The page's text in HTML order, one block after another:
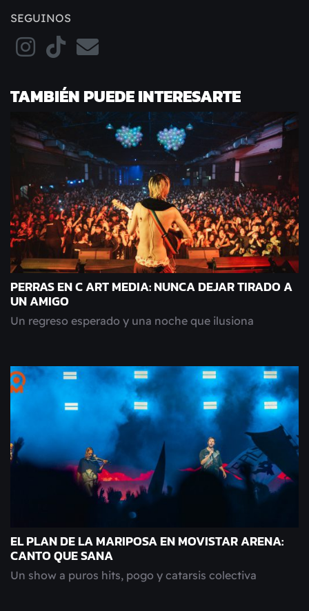
SEGUINOS
TAMBIÉN PUEDE INTERESARTE
PERRAS EN C ART MEDIA: NUNCA DEJAR TIRADO A
UN AMIGO
Un regreso esperado y una noche que ilusiona
EL PLAN DE LA MARIPOSA EN MOVISTAR ARENA:
CANTO QUE SANA
Un show a puros hits, pogo y catarsis colectiva